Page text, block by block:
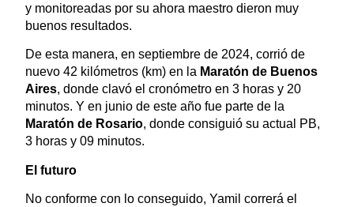
y monitoreadas por su ahora maestro dieron muy
buenos resultados.
De esta manera, en septiembre de 2024, corrió de
nuevo 42 kilómetros (km) en la Maratón de Buenos
Aires, donde clavó el cronómetro en 3 horas y 20
minutos. Y en junio de este año fue parte de la
Maratón de Rosario, donde consiguió su actual PB,
3 horas y 09 minutos.
El futuro
No conforme con lo conseguido, Yamil correrá el